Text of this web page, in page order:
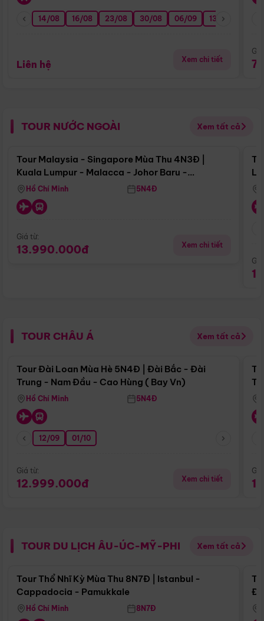
14/08 16/08 23/08 30/08 06/09 13/09
Liên hệ Xem chi tiết
TOUR NƯỚC NGOÀI Xem tất cả
Điểm nổi bật
Tour Malaysia - Singapore Mùa Thu 4N3Đ |
Kuala Lumpur - Malacca - Johor Baru -
Singapore
Hồ Chí Minh 5N4Đ
Giá từ:
13.990.000đ Xem chi tiết
TOUR CHÂU Á Xem tất cả
Điểm nổi bật
Tour Đài Loan Mùa Hè 5N4Đ | Đài Bắc - Đài
Trung - Nam Đầu - Cao Hùng ( Bay Vn)
Hồ Chí Minh 5N4Đ
12/09 01/10
Giá từ:
12.999.000đ Xem chi tiết
TOUR DU LỊCH ÂU-ÚC-MỸ-PHI Xem tất cả
Điểm nổi bật
Tour Thổ Nhĩ Kỳ Mùa Thu 8N7Đ | Istanbul -
Cappadocia - Pamukkale
Hồ Chí Minh 8N7Đ